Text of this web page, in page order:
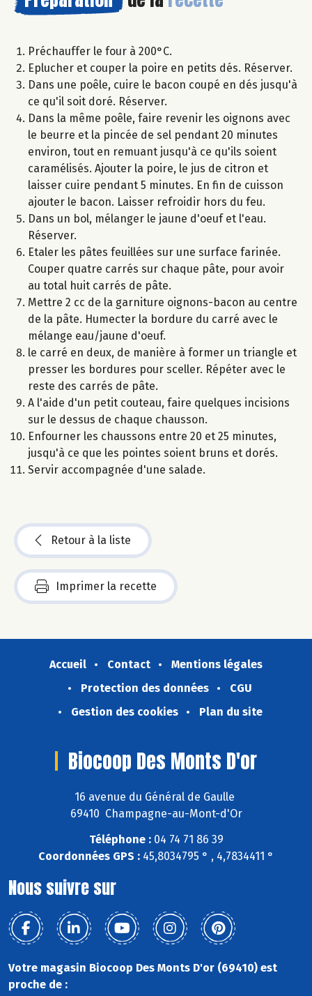
Préchauffer le four à 200°C.
Eplucher et couper la poire en petits dés. Réserver.
Dans une poêle, cuire le bacon coupé en dés jusqu'à
ce qu'il soit doré. Réserver.
Dans la même poêle, faire revenir les oignons avec
le beurre et la pincée de sel pendant 20 minutes
environ, tout en remuant jusqu'à ce qu'ils soient
caramélisés. Ajouter la poire, le jus de citron et
laisser cuire pendant 5 minutes. En fin de cuisson
ajouter le bacon. Laisser refroidir hors du feu.
Dans un bol, mélanger le jaune d'oeuf et l'eau.
Réserver.
Etaler les pâtes feuillées sur une surface farinée.
Couper quatre carrés sur chaque pâte, pour avoir
au total huit carrés de pâte.
Mettre 2 cc de la garniture oignons-bacon au centre
de la pâte. Humecter la bordure du carré avec le
mélange eau/jaune d'oeuf.
le carré en deux, de manière à former un triangle et
presser les bordures pour sceller. Répéter avec le
reste des carrés de pâte.
A l'aide d'un petit couteau, faire quelques incisions
sur le dessus de chaque chausson.
Enfourner les chaussons entre 20 et 25 minutes,
jusqu'à ce que les pointes soient bruns et dorés.
Servir accompagnée d'une salade.
Retour à la liste
Imprimer la recette
Accueil Contact
Mentions légales
Protection des données
CGU
Gestion des cookies
Plan du site
Biocoop Des Monts D'or
16 avenue du Général de Gaulle
69410 Champagne-au-Mont-d'Or
Téléphone :04 74 71 86 39
Coordonnées GPS : 45,8034795 ° , 4,7834411 °
Nous suivre sur
Votre magasin Biocoop Des Monts D'or (69410) est
proche de :